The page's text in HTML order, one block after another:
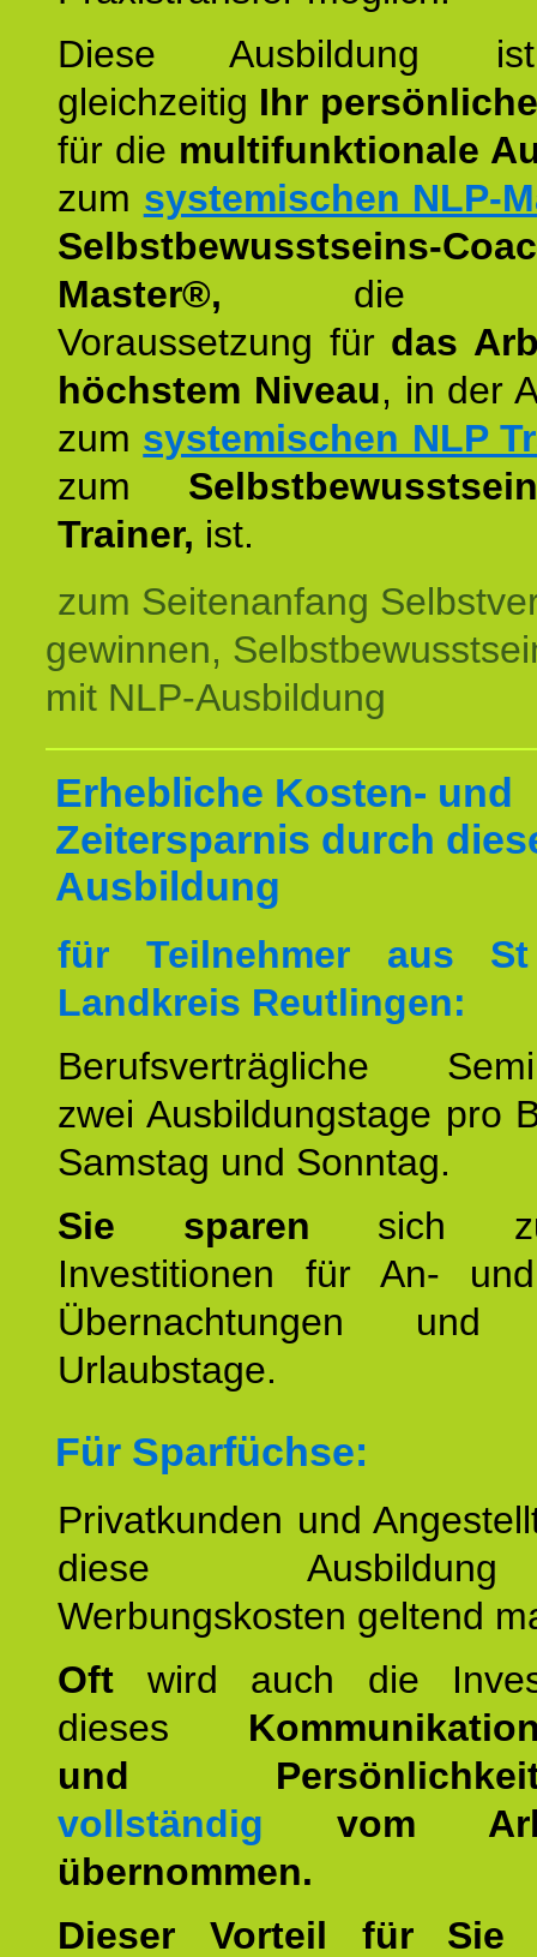
Diese Ausbildung
gleichzeitig Ihr
für die multifunktionale
zum systemischen NLP-
Selbstbewusstseins-
Master®, die
Voraussetzung für das
höchstem Niveau, in der
zum systemischen NLP
zum
Trainer, ist.
zum Seitenanfang
gewinnen,
mit NLP-Ausbildung
Erhebliche Kosten- und
Zeitersparnis durch
Ausbildung
für Teilnehmer aus
Landkreis Reutlingen:
Berufsverträgliche
zwei Ausbildungstage pro
Samstag und Sonntag.
Sie sparen sich
Investitionen für An-
Übernachtungen und
Urlaubstage.
Für Sparfüchse:
Privatkunden und
diese
Werbungskosten geltend
Oft wird auch die
dieses
und
vollständig vom
übernommen.
Dieser Vorteil für Sie